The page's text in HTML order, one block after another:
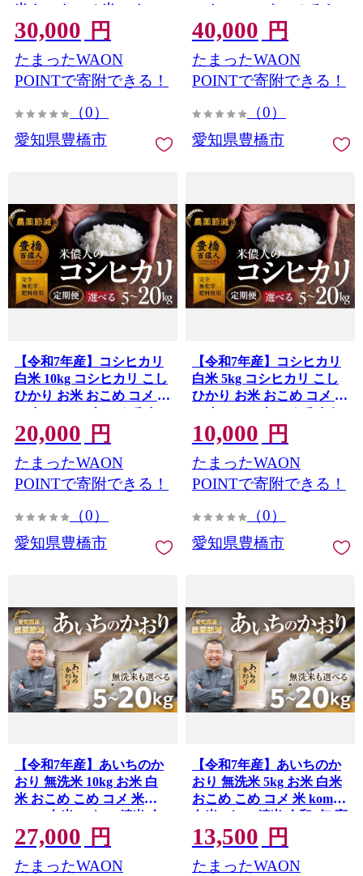
米 おこめ コメ 米 こめ
kome 5キロ ふるさと納税
米 令和7年 高評価 高レビ
ュー 産地直送 送料無料 愛
知県 豊橋市
30,000 円
たまったWAON
POINTで寄附できる！
（0）
愛知県豊橋市
こめ kome 20キロ ふるさ
と納税米 令和7年 高評価
高レビュー 産地直送 送料
無料 愛知県 豊橋市
40,000 円
たまったWAON
POINTで寄附できる！
（0）
愛知県豊橋市
【令和7年産】コシヒカリ
白米 10kg コシヒカリ こし
ひかり お米 おこめ コメ 米
こめ kome 10キロ ふるさ
と納税米 令和7年 高評価
高レビュー 産地直送 送料
無料 愛知県 豊橋市
20,000 円
たまったWAON
POINTで寄附できる！
（0）
愛知県豊橋市
【令和7年産】コシヒカリ
白米 5kg コシヒカリ こし
ひかり お米 おこめ コメ 米
こめ kome 5キロ ふるさと
納税米 令和7年 高評価 高
レビュー 産地直送 送料無
料 愛知県 豊橋市
10,000 円
たまったWAON
POINTで寄附できる！
（0）
愛知県豊橋市
【令和7年産】あいちのか
おり 無洗米 10kg お米 白
米 おこめ こめ コメ 米
kome 白米 10キロ 精米 令
和7年 高評価 高レビュー
産地直送 送料無料 愛知県
豊橋市
27,000 円
たまったWAON
【令和7年産】あいちのか
おり 無洗米 5kg お米 白米
おこめ こめ コメ 米 kome
白米 5キロ 精米 令和7年 高
評価 高レビュー 産地直送
送料無料 愛知県 豊橋市
13,500 円
たまったWAON